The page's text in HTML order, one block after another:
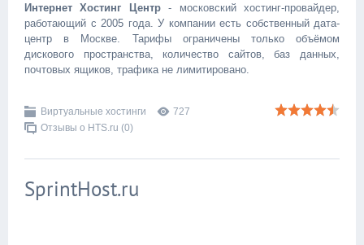
Интернет Хостинг Центр- московский хостинг-провайдер,
работающий с 2005 года. У компании есть собственный дата-
центр в Москве. Тарифы ограничены только объёмом
дискового пространства, количество сайтов, баз данных,
почтовых ящиков, трафика не лимитировано.
Виртуальные хостинги
727
Отзывы о HTS.ru (0)
SprintHost.ru